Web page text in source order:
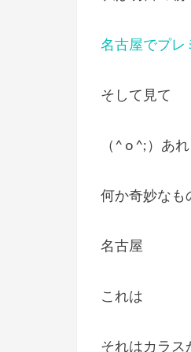
名古屋でプレ
そして見て
（^ o ^;）あれ
何か奇妙なも
名古屋
これは
それはカラス